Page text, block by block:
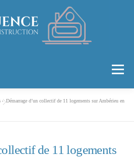
Menu
CONTACT
»Démarrage d’un collectif de 11 logements sur Ambérieu en
de 11 logements